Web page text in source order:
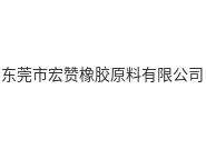
东莞市宏赞橡胶原料有限公司